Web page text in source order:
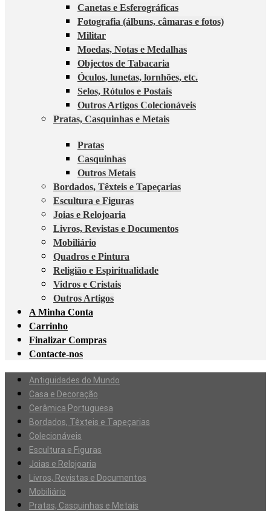
Canetas e Esferográficas
Fotografia (álbuns, câmaras e fotos)
Militar
Moedas, Notas e Medalhas
Objectos de Tabacaria
Óculos, lunetas, lornhões, etc.
Selos, Rótulos e Postais
Outros Artigos Colecionáveis
Pratas, Casquinhas e Metais
Pratas
Casquinhas
Outros Metais
Bordados, Têxteis e Tapeçarias
Escultura e Figuras
Joias e Relojoaria
Livros, Revistas e Documentos
Mobiliário
Quadros e Pintura
Religião e Espiritualidade
Vidros e Cristais
Outros Artigos
A Minha Conta
Carrinho
Finalizar Compras
Contacte-nos
Antiguidades do Mundo
Casa e Decoração
Cerâmica Portuguesa
Bordados, Têxteis e Tapeçarias
Colecionáveis
Escultura e Figuras
Joias e Relojoaria
Livros, Revistas e Documentos
Mobiliário
Pratas, Casquinhas e Metais